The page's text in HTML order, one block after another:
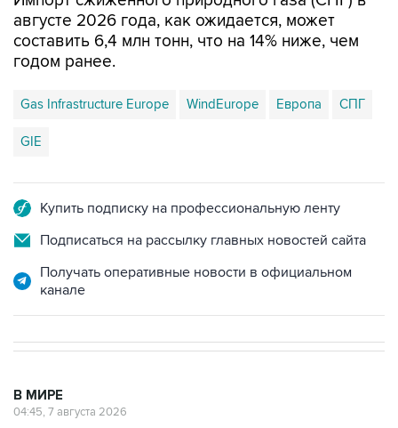
августе 2026 года, как ожидается, может
составить 6,4 млн тонн, что на 14% ниже, чем
годом ранее.
Gas Infrastructure Europe WindEurope Европа СПГ
GIE
Купить подписку на профессиональную ленту
Подписаться на рассылку главных новостей сайта
Получать оперативные новости в официальном
канале
В МИРЕ
04:45, 7 августа 2026